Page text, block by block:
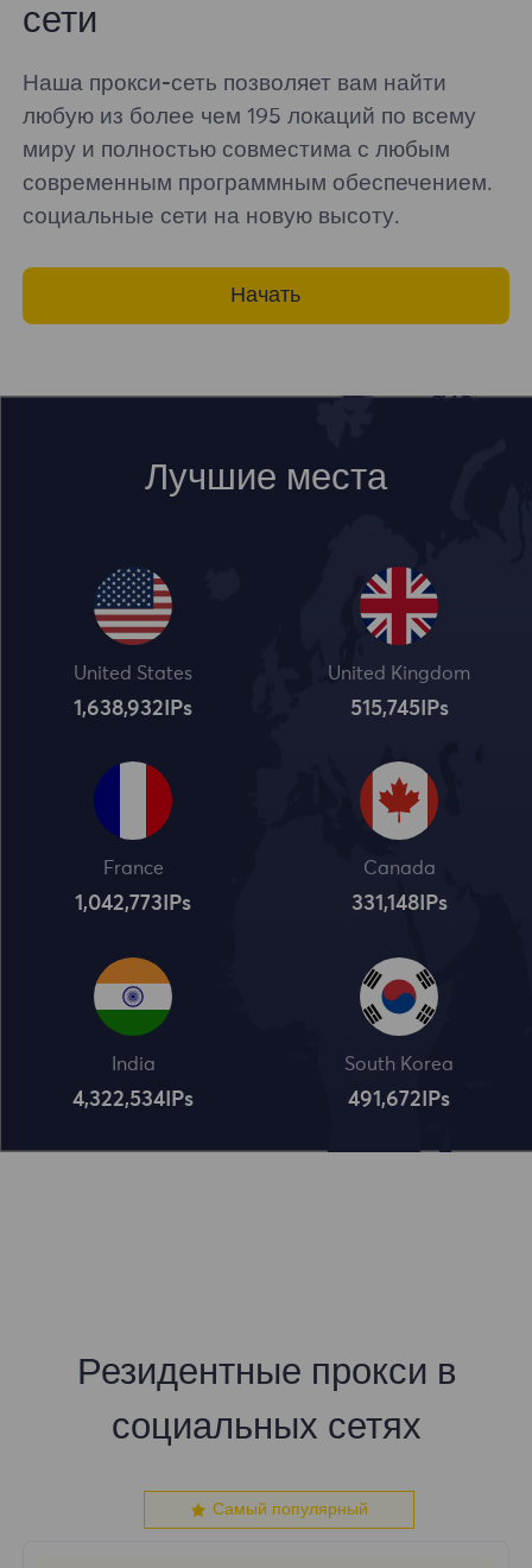
сети
Наша прокси-сеть позволяет вам найти
любую из более чем 195 локаций по всему
миру и полностью совместима с любым
современным программным обеспечением.
социальные сети на новую высоту.
Начать
Лучшие места
United States
1,638,932 IPs
United Kingdom
515,745IPs
France
1,042,773 IPs
Canada
331,148IPs
India
4,322,534 IPs
South Korea
491,672 IPs
Резидентные прокси в
социальных сетях
Самый популярный